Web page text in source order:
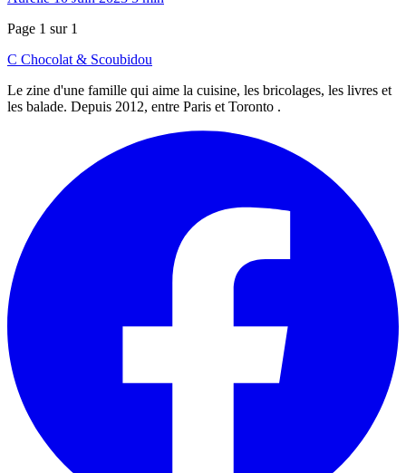
Page 1 sur 1
C Chocolat & Scoubidou
Le zine d'une famille qui aime la cuisine, les bricolages, les livres et
les balade. Depuis 2012, entre Paris et Toronto .